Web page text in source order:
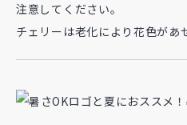
注意してください。
チェリーは老化により花色があ